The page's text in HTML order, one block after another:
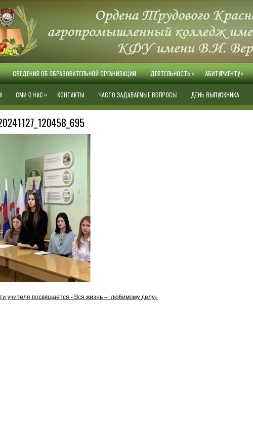
СВЕДЕНИЯ ОБ ОБРАЗОВАТЕЛЬНОЙ ОРГАНИЗАЦИИ ДЕЯТЕЛЬНОСТЬ» АБИТУРИЕНТУ»
СМИ О НАС » КОНТАКТЫ ЧАСТО ЗАДАВАЕМЫЕ ВОПРОСЫ ДЕНЬ ВЫПУСКНИКА
учителя посвящается «Вся жизнь – любимому делу»